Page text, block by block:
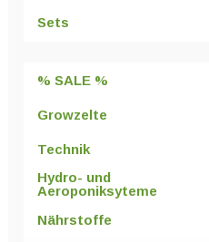
auf
gewählt
Sets
% SALE %
Growzelte
Technik
Hydro- und
Aeroponiksyteme
Nährstoffe